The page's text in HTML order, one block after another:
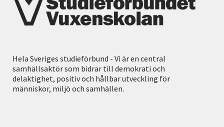
Hela Sveriges studieförbund - Vi är en central
samhällsaktör som bidrar till demokrati och
delaktighet, positiv och hållbar utveckling för
människor, miljö och samhällen.